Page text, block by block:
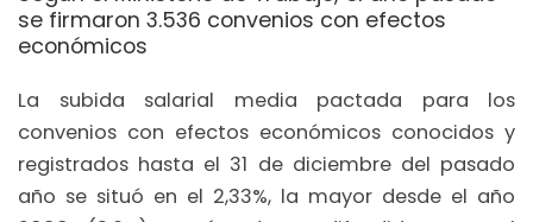
se firmaron 3.536 convenios con efectos
económicos
La subida salarial media pactada para los
convenios con efectos económicos conocidos y
registrados hasta el 31 de diciembre del pasado
año se situó en el 2,33%, la mayor desde el año